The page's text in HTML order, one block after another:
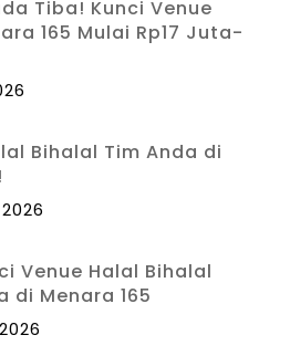
Tiba! Kunci Venue
165 Mulai Rp17 Juta-
Bihalal Tim Anda di
Venue Halal Bihalal
di Menara 165